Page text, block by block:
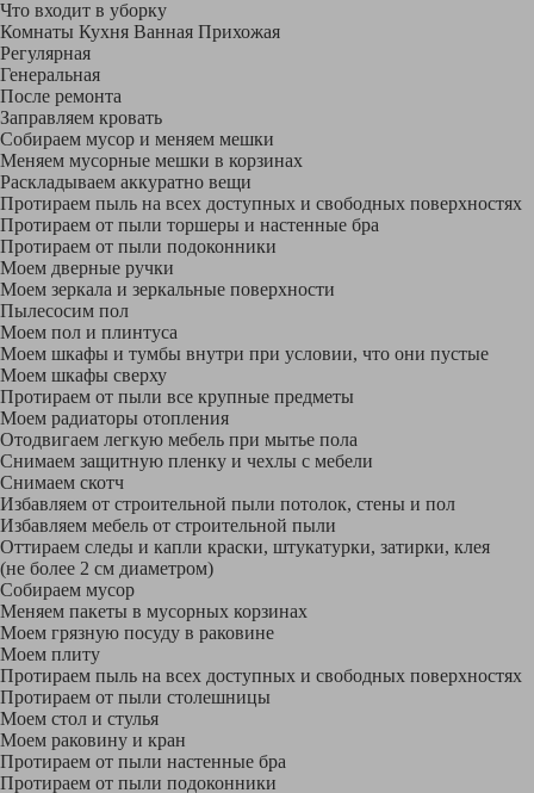
Что входит в уборку
Регу­лярная
Гене­ральная
После ремонта
Заправляем кровать
Собираем мусор и меняем мешки
Меняем мусорные мешки в корзинах
Раскладываем аккуратно вещи
Протираем пыль на всех доступных и свободных поверхностях
Протираем от пыли торшеры и настенные бра
Протираем от пыли подоконники
Моем дверные ручки
Моем зеркала и зеркальные поверхности
Пылесосим пол
Моем пол и плинтуса
Моем шкафы и тумбы внутри при условии, что они пустые
Моем шкафы сверху
Протираем от пыли все крупные предметы
Моем радиаторы отопления
Отодвигаем легкую мебель при мытье пола
Снимаем защитную пленку и чехлы с мебели
Снимаем скотч
Избавляем от строительной пыли потолок, стены и пол
Избавляем мебель от строительной пыли
Оттираем следы и капли краски, штукатурки, затирки, клея
(не более 2 см диаметром)
Собираем мусор
Меняем пакеты в мусорных корзинах
Моем грязную посуду в раковине
Моем плиту
Протираем пыль на всех доступных и свободных поверхностях
Протираем от пыли столешницы
Моем стол и стулья
Моем раковину и кран
Протираем от пыли настенные бра
Протираем от пыли подоконники